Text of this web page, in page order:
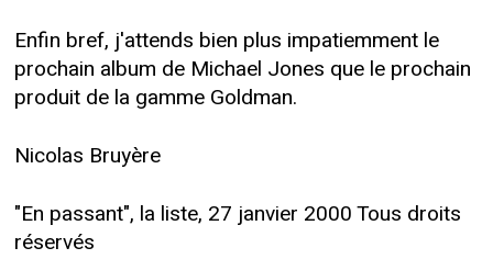
Enfin bref, j'attends bien plus impatiemment le
prochain album de Michael Jones que le prochain
produit de la gamme Goldman.
Nicolas Bruyère
"En passant", la liste, 27 janvier 2000 Tous droits
réservés